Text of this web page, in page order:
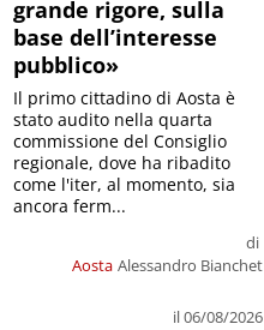
grande rigore, sulla
base dell’interesse
pubblico»
Aosta
di
Alessandro Bianchet
il 06/08/2026
Il primo cittadino di Aosta è
stato audito nella quarta
commissione del Consiglio
regionale, dove ha ribadito
come l'iter, al momento, sia
ancora ferm...